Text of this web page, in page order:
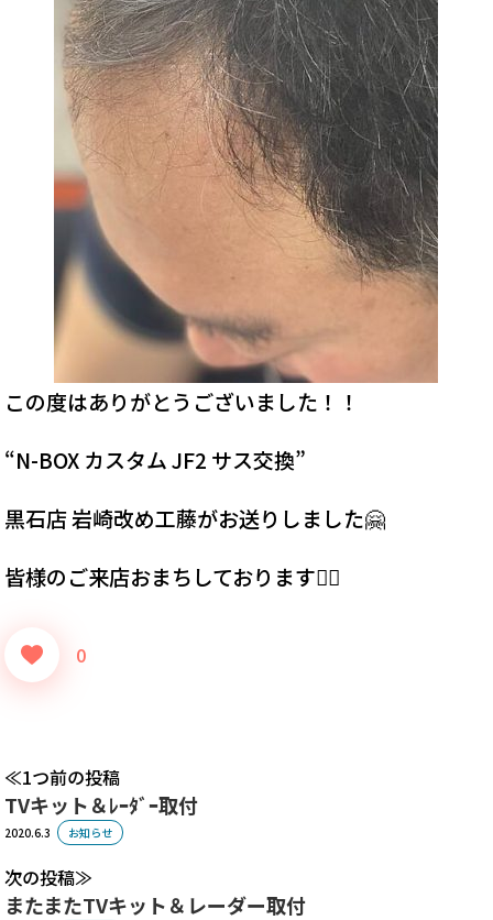
この度はありがとうございました！！
“N-BOX カスタム JF2 サス交換”
黒石店 岩崎改め工藤がお送りしました🤗
皆様のご来店おまちしております🙇‍♂️
0
1つ前の投稿
TVキット＆ﾚｰﾀﾞｰ取付
2020.6.3 お知らせ
次の投稿
またまたTVキット＆レーダー取付